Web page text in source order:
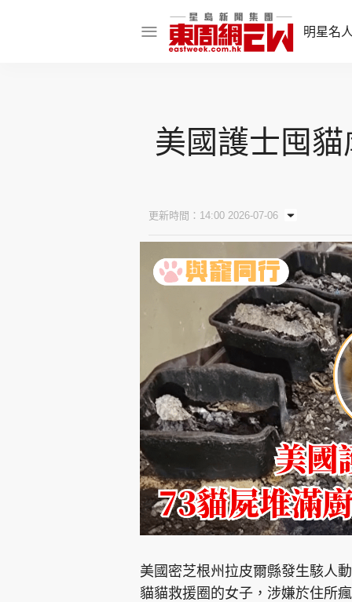
明星名
話題人物
東周食玩通
飲食玩樂
集團旗下品牌
東周刊 cazbuyer 東Touch
美國護士囤
更新時間：14:00 2026-07-06
美國密芝根州拉皮爾縣發生駭人
貓貓救援圈的女子，涉嫌於住所